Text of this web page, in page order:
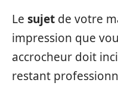
Le sujet de votre
impression que
accrocheur doit
restant